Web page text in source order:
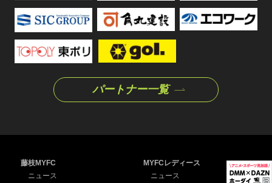
パートナー一覧
藤枝MYFC
ニュース
MYFCレディース
ニュース